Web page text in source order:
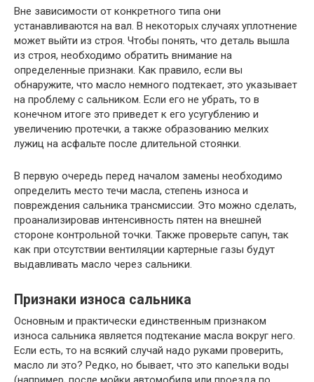
Вне зависимости от конкретного типа они
устанавливаются на вал. В некоторых случаях уплотнение
может выйти из строя. Чтобы понять, что деталь вышла
из строя, необходимо обратить внимание на
определенные признаки. Как правило, если вы
обнаружите, что масло немного подтекает, это указывает
на проблему с сальником. Если его не убрать, то в
конечном итоге это приведет к его усугублению и
увеличению протечки, а также образованию мелких
лужиц на асфальте после длительной стоянки.
В первую очередь перед началом замены необходимо
определить место течи масла, степень износа и
повреждения сальника трансмиссии. Это можно сделать,
проанализировав интенсивность пятен на внешней
стороне контрольной точки. Также проверьте сапун, так
как при отсутствии вентиляции картерные газы будут
выдавливать масло через сальники.
Признаки износа сальника
Основным и практически единственным признаком
износа сальника является подтекание масла вокруг него.
Если есть, то на всякий случай надо руками проверить,
масло ли это? Редко, но бывает, что это капельки воды